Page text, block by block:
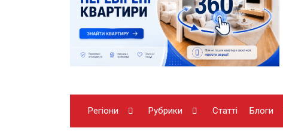
Регіони Рубрики Статті Блоги